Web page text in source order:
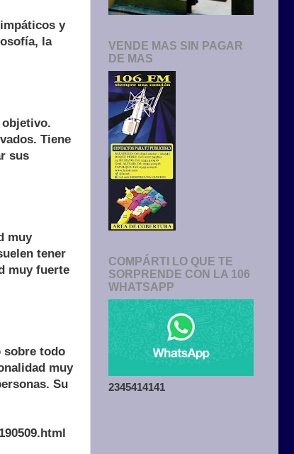
y
la
Tiene
sus
muy
tener
muy fuerte
sobre todo
muy
Su
VENDE MAS SIN PAGAR
DE MAS
COMPÁRTI LO QUE TE
SORPRENDE CON LA 106
WHATSAPP
2345414141